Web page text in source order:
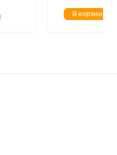
В корзину